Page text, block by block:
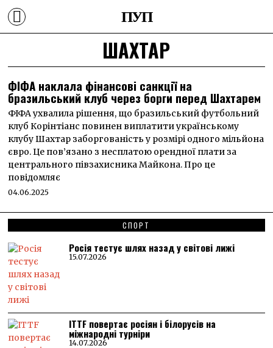
ПУП
ШАХТАР
ФІФА наклала фінансові санкції на
бразильський клуб через борги перед Шахтарем
ФІФА ухвалила рішення, що бразильський футбольний
клуб Корінтіанс повинен виплатити українському
клубу Шахтар заборгованість у розмірі одного мільйона
євро. Це пов’язано з несплатою орендної плати за
центрального півзахисника Майкона. Про це
повідомляє
04.06.2025
СПОРТ
Росія тестує шлях назад у світові лижі
15.07.2026
ITTF повертає росіян і білорусів на
міжнародні турніри
14.07.2026